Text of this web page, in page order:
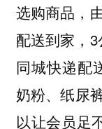
选购商品，
配送到家，
同城快递配
奶粉、纸尿
以让会员足